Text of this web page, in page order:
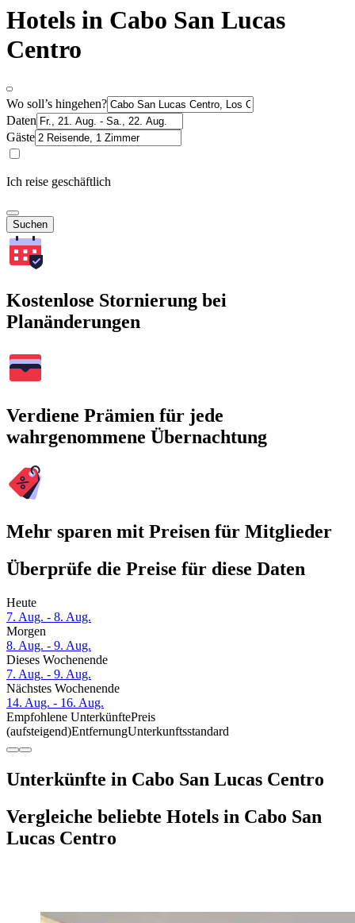
Hotels in Cabo San Lucas
Centro
Wo soll’s hingehen?
Daten
Gäste
Ich reise geschäftlich
Suchen
Kostenlose Stornierung bei
Planänderungen
Verdiene Prämien für jede
wahrgenommene Übernachtung
Mehr sparen mit Preisen für Mitglieder
Überprüfe die Preise für diese Daten
Heute
7. Aug. - 8. Aug.
Morgen
8. Aug. - 9. Aug.
Dieses Wochenende
7. Aug. - 9. Aug.
Nächstes Wochenende
14. Aug. - 16. Aug.
Empfohlene UnterkünftePreis
(aufsteigend)EntfernungUnterkunftsstandard
Unterkünfte in Cabo San Lucas Centro
Vergleiche beliebte Hotels in Cabo San
Lucas Centro